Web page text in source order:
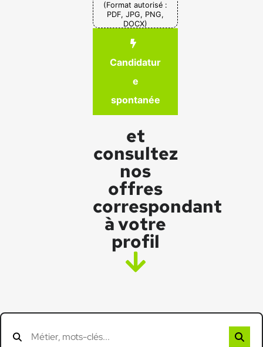
(Format autorisé :
PDF, JPG, PNG,
DOCX)
Candidatur
e
spontanée
et
consultez
nos
offres
correspondant
à votre
profil